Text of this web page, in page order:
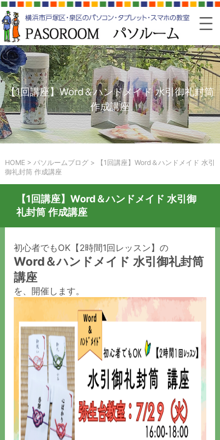
【1回講座】Word＆ハンドメイド 水引御礼封筒
作成講座
HOME > パソルームブログ >
【1回講座】Word＆ハンドメイド 水引
御礼封筒 作成講座
【1回講座】Word＆ハンドメイド 水引御
礼封筒 作成講座
初心者でもOK【2時間1回レッスン】の
Word＆ハンドメイド 水引御礼封筒
講座
を、開催します。